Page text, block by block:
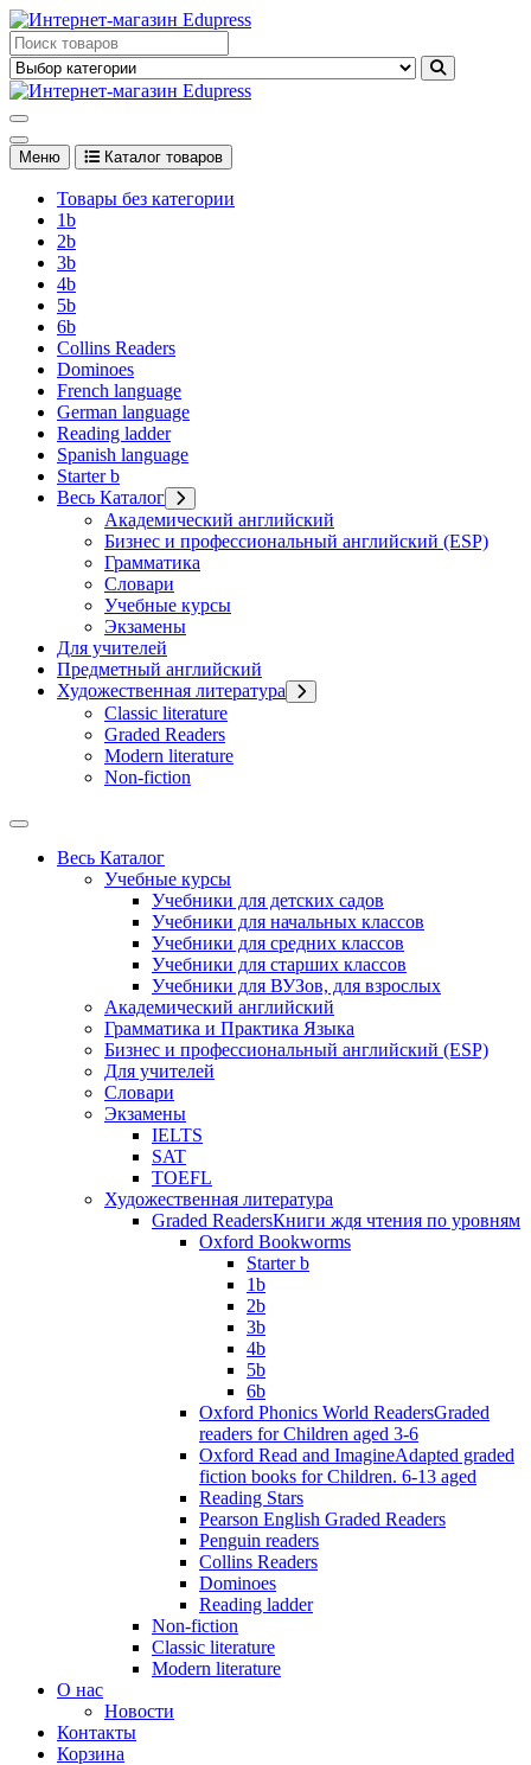
Перейти
к
содержимому
Edupress Uzbekistan, Edupress Узбекистан, книги, учебники на
английском языке
английском языке
Меню Каталог товаров
Товары без категории
1b
2b
3b
4b
5b
6b
Collins Readers
Dominoes
French language
German language
Reading ladder
Spanish language
Starter b
Весь Каталог
Академический английский
Бизнес и профессиональный английский (ESP)
Грамматика
Словари
Учебные курсы
Экзамены
Для учителей
Предметный английский
Художественная литература
Classic literature
Graded Readers
Modern literature
Non-fiction
Весь Каталог
Учебные курсы
Учебники для детских садов
Учебники для начальных классов
Учебники для средних классов
Учебники для старших классов
Учебники для ВУЗов, для взрослых
Академический английский
Грамматика и Практика Языка
Бизнес и профессиональный английский (ESP)
Для учителей
Словари
Экзамены
IELTS
SAT
TOEFL
Художественная литература
Graded ReadersКниги ждя чтения по уровням
Oxford Bookworms
Starter b
1b
2b
3b
4b
5b
6b
Oxford Phonics World ReadersGraded
readers for Children aged 3-6
Oxford Read and ImagineAdapted graded
fiction books for Children. 6-13 aged
Reading Stars
Pearson English Graded Readers
Penguin readers
Collins Readers
Dominoes
Reading ladder
Non-fiction
Classic literature
Modern literature
О нас
Новости
Контакты
Корзина